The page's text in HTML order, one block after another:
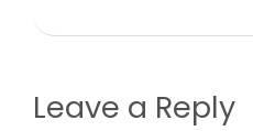
Leave a Reply